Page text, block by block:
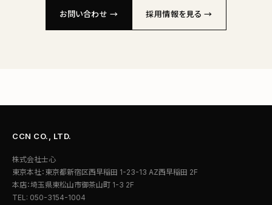
お問い合わせ → 採用情報を見る →
CCN CO., LTD.
株式会社士心
東京本社：東京都新宿区西早稲田 1-23-13 AZ西早稲田 2F
本店：埼玉県東松山市御茶山町 1-3 2F
TEL: 050-3154-1004